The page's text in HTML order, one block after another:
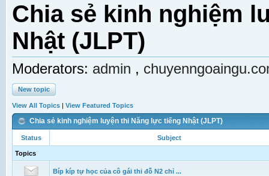
Chia sẻ kinh nghiệm
Nhật (JLPT)
Moderators: admin ,
New topic
View All Topics | View Featured Topics
Chia sẻ kinh nghiệm luyện thi Năng lực tiếng Nhật (JLPT)
Status Subject
Topics
Bíp kíp tự học của cô gái thi đỗ N2 chỉ ...